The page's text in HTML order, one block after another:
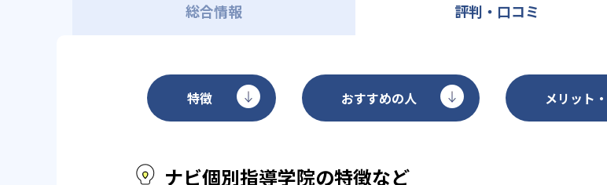
総合情報 評判・口コミ
特徴 おすすめの人 メリット
ナビ個別指導学院の特徴など